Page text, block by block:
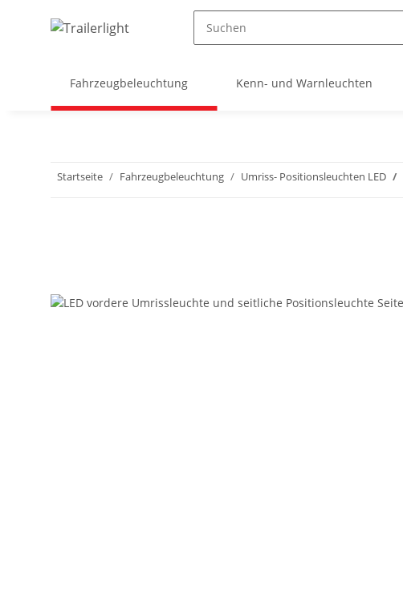
Fahrzeugbeleuchtung Kenn- und Warnleuchten
Startseite Fahrzeugbeleuchtung Umriss- Positionsleuchten LED